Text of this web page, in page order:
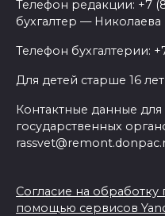
Телефон редакции: +7
бухгалтер —
Телефон бухгалтерии:
Для детей старше 16 лет.
Контактные данные
государственных
Согласие на
помощью сервисов